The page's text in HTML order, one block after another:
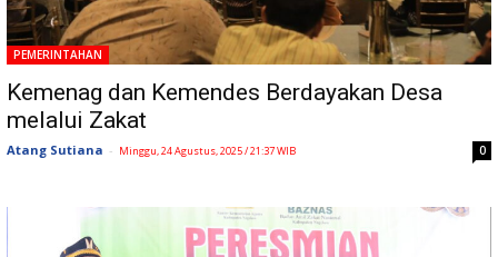
PEMERINTAHAN
Kemenag dan Kemendes Berdayakan Desa
melalui Zakat
Atang Sutiana - Minggu, 24 Agustus, 2025 / 21:37 WIB 0